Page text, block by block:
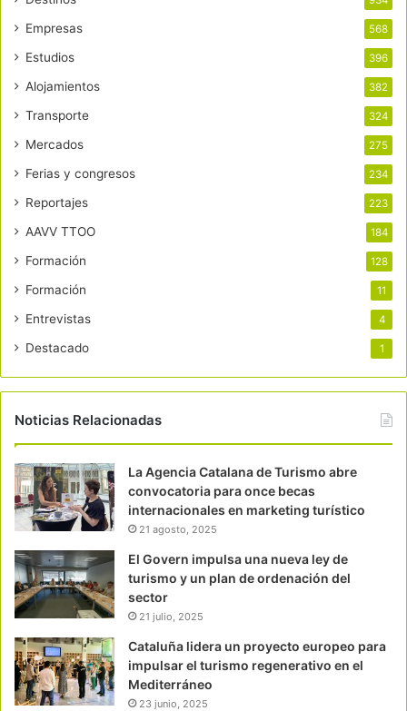
Empresas 568
Estudios 396
Alojamientos 382
Transporte 324
Mercados 275
Ferias y congresos 234
Reportajes 223
AAVV TTOO 184
Formación 128
Formación 11
Entrevistas 4
Destacado 1
Noticias Relacionadas
La Agencia Catalana de Turismo abre
convocatoria para once becas
internacionales en marketing turístico
21 agosto, 2025
El Govern impulsa una nueva ley de
turismo y un plan de ordenación del
sector
21 julio, 2025
Cataluña lidera un proyecto europeo para
impulsar el turismo regenerativo en el
Mediterráneo
23 junio, 2025